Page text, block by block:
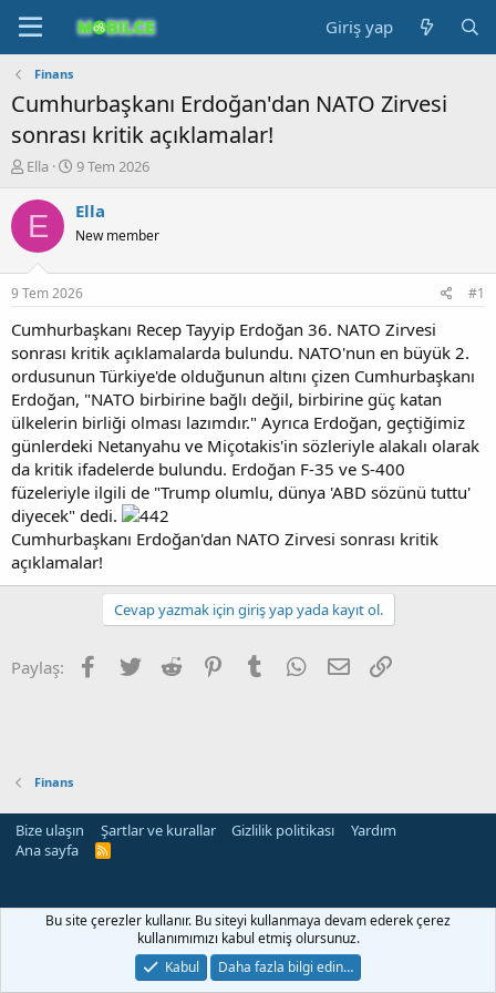
Giriş yap
Finans
Cumhurbaşkanı Erdoğan'dan NATO Zirvesi
sonrası kritik açıklamalar!
K
n
b
u
u
b
a
l
a
t
a
n
Ella
B
ş
a
g
ı
ç
a
r
i
h
i
9 Tem 2026
E Ella
New member
9 Tem 2026 #1
Cumhurbaşkanı Recep Tayyip Erdoğan 36. NATO Zirvesi
sonrası kritik açıklamalarda bulundu. NATO'nun en büyük 2.
ordusunun Türkiye'de olduğunun altını çizen Cumhurbaşkanı
Erdoğan, "NATO birbirine bağlı değil, birbirine güç katan
ülkelerin birliği olması lazımdır." Ayrıca Erdoğan, geçtiğimiz
günlerdeki Netanyahu ve Miçotakis'in sözleriyle alakalı olarak
da kritik ifadelerde bulundu. Erdoğan F-35 ve S-400
füzeleriyle ilgili de "Trump olumlu, dünya 'ABD sözünü tuttu'
diyecek" dedi.
Cumhurbaşkanı Erdoğan'dan NATO Zirvesi sonrası kritik
açıklamalar!
Cevap yazmak için giriş yap yada kayıt ol.
Paylaş: Facebook
Twitter Reddit PinterestTumblr WhatsApp
E-posta
Finans
Bize ulaşın Şartlar ve kurallar Gizlilik politikası
Yardım
Ana sayfa
R
siteleri
Bu site çerezler kullanır. Bu siteyi kullanmaya devam ederek çerez
kullanımımızı kabul etmiş olursunuz.
Kabul
Daha fazla bilgi edin…